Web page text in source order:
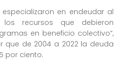
en endeudar al
recursos que debieron
en beneficio colectivo”,
que de 2004 a 2022 la deuda
por ciento.